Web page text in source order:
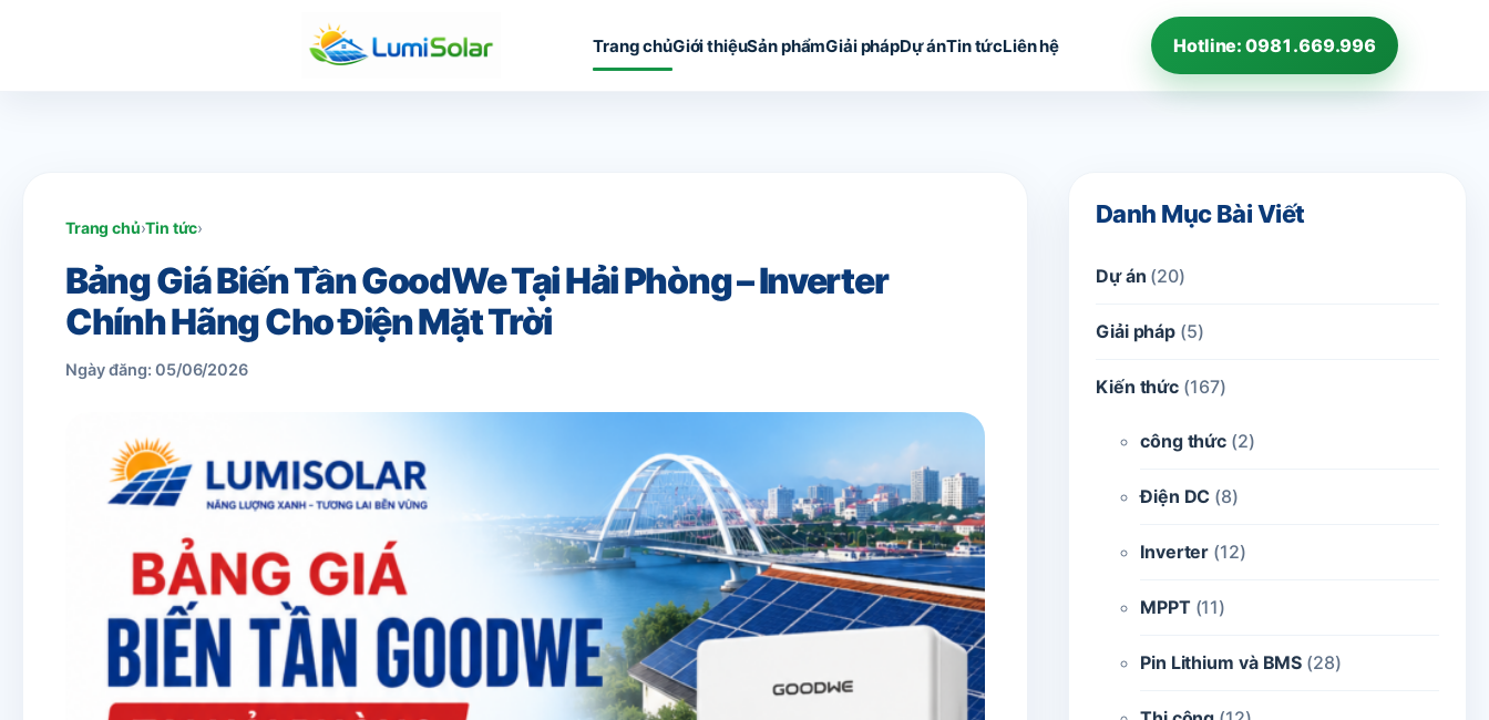
Trang chủGiới thiệuSản phẩmGiải phápDự ánTin tứcLiên hệ Hotline: 0981.669.996
Trang chủ›Tin tức›
Bảng Giá Biến Tần GoodWe Tại Hải Phòng – Inverter
Chính Hãng Cho Điện Mặt Trời
Ngày đăng: 05/06/2026
Danh Mục Bài Viết
Dự án (20)
Giải pháp (5)
Kiến thức (167)
công thức (2)
Điện DC (8)
Inverter (12)
MPPT(11)
Pin Lithium và BMS (28)